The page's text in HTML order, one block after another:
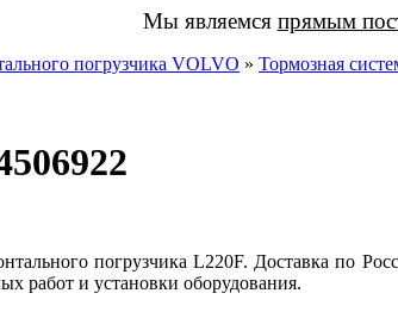
Мы являемся прямым
погрузчика VOLVO » Тормозная
погрузчика L220F. Доставка по
работ и установки оборудования.